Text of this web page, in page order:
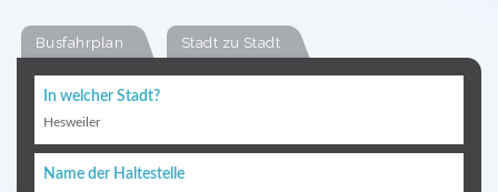
Busfahrplan Stadt zu Stadt
In welcher Stadt?
Hesweiler
Name der Haltestelle